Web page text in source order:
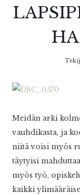
Meidän arki
vauhdikasta, ja
niitä voisi myös
täytyisi
myös työ,
kaikki